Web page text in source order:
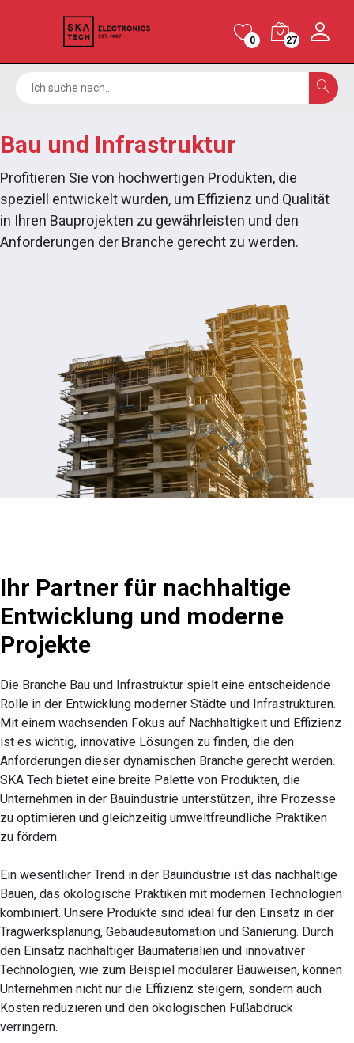
0 27
Bau und Infrastruktur
Profitieren Sie von hochwertigen Produkten, die
speziell entwickelt wurden, um Effizienz und Qualität
in Ihren Bauprojekten zu gewährleisten und den
Anforderungen der Branche gerecht zu werden.
Ihr Partner für nachhaltige
Entwicklung und moderne
Projekte
Die Branche Bau und Infrastruktur spielt eine entscheidende
Rolle in der Entwicklung moderner Städte und Infrastrukturen.
Mit einem wachsenden Fokus auf Nachhaltigkeit und Effizienz
ist es wichtig, innovative Lösungen zu finden, die den
Anforderungen dieser dynamischen Branche gerecht werden.
SKA Tech bietet eine breite Palette von Produkten, die
Unternehmen in der Bauindustrie unterstützen, ihre Prozesse
zu optimieren und gleichzeitig umweltfreundliche Praktiken
zu fördern.
Ein wesentlicher Trend in der Bauindustrie ist das nachhaltige
Bauen, das ökologische Praktiken mit modernen Technologien
kombiniert. Unsere Produkte sind ideal für den Einsatz in der
Tragwerksplanung, Gebäudeautomation und Sanierung. Durch
den Einsatz nachhaltiger Baumaterialien und innovativer
Technologien, wie zum Beispiel modularer Bauweisen, können
Unternehmen nicht nur die Effizienz steigern, sondern auch
Kosten reduzieren und den ökologischen Fußabdruck
verringern.